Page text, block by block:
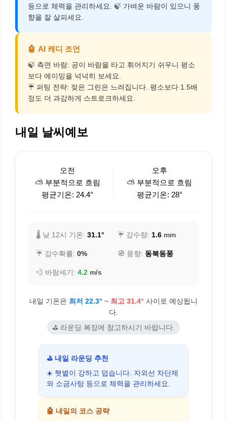
등으로 체력을 관리하세요. 🍃 가벼운 바람이 있으니 풍
향을 잘 살피세요.
🤖 AI 캐디 조언
🍃 측면 바람: 공이 바람을 타고 휘어지기 쉬우니 평소
보다 에이밍을 넉넉히 보세요.
☔ 퍼팅 전략: 젖은 그린은 느려집니다. 평소보다 1.5배
정도 더 과감하게 스트로크하세요.
내일 날씨예보
오전
⛅ 부분적으로 흐림
평균기온: 24.4°
오후
⛅ 부분적으로 흐림
평균기온: 28°
🌡️ 낮 12시 기온: 31.1° ☔ 강수량: 1.6 mm
☔ 강수확률: 0% 🧭 풍향: 동북동풍
💨 바람세기: 4.2 m/s
내일 기온은 최저 22.3° ~ 최고 31.4° 사이로 예상됩니
다.
⛳ 라운딩 복장에 참고하시기 바랍니다.
⛳ 내일 라운딩 추천
☀️ 햇볕이 강하고 덥습니다. 자외선 차단제
와 소금사탕 등으로 체력을 관리하세요.
🤖 내일의 코스 공략